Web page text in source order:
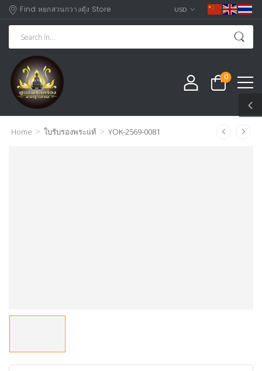
Find หยกสวนกวางตุัง Store USD
0
Home > ใบรับรองพระแท้ > YOK-2569-0081